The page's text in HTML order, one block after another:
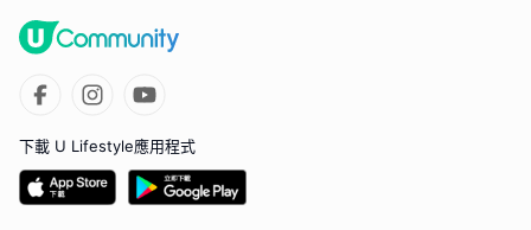
下載 U Lifestyle應用程式